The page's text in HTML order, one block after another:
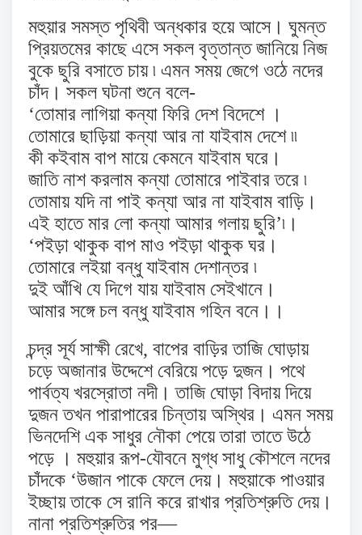
মহুয়ার সমস্ত পৃথিবী অন্ধকার হয়ে আসে। ঘুমন্ত
প্রিয়তমের কাছে এসে সকল বৃত্তান্ত জানিয়ে নিজ
বুকে ছুরি বসাতে চায় ৷ এমন সময় জেগে ওঠে নদের
চাঁদ। সকল ঘটনা শুনে বলে-
‘তোমার লাগিয়া কন্যা ফিরি দেশ বিদেশে ।
তোমারে ছাড়িয়া কন্যা আর না যাইবাম দেশে ৷৷
কী কইবাম বাপ মায়ে কেমনে যাইবাম ঘরে।
জাতি নাশ করলাম কন্যা তোমারে পাইবার তরে ৷
তোমায় যদি না পাই কন্যা আর না যাইবাম বাড়ি।
এই হাতে মার লো কন্যা আমার গলায় ছুরি’৷।
‘পইড়া থাকুক বাপ মাও পইড়া থাকুক ঘর।
তোমারে লইয়া বন্ধু যাইবাম দেশান্তর ৷
দুই আঁখি যে দিগে যায় যাইবাম সেইখানে।
আমার সঙ্গে চল বন্ধু যাইবাম গহিন বনে।।
চন্দ্র সূর্য সাক্ষী রেখে, বাপের বাড়ির তাজি ঘোড়ায়
চড়ে অজানার উদ্দেশে বেরিয়ে পড়ে দুজন। পথে
পার্বত্য খরস্রোতা নদী। তাজি ঘোড়া বিদায় দিয়ে
দুজন তখন পারাপারের চিন্তায় অস্থির। এমন সময়
ভিনদেশি এক সাধুর নৌকা পেয়ে তারা তাতে উঠে
পড়ে । মহুয়ার রূপ-যৌবনে মুগ্ধ সাধু কৌশলে নদের
চাঁদকে ‘উজান পাকে ফেলে দেয়। মহুয়াকে পাওয়ার
ইচ্ছায় তাকে সে রানি করে রাখার প্রতিশ্রুতি দেয়।
নানা প্রতিশ্রুতির পর—